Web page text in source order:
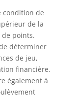
condition de
de la
points.
déterminer
de jeu,
financière.
également à